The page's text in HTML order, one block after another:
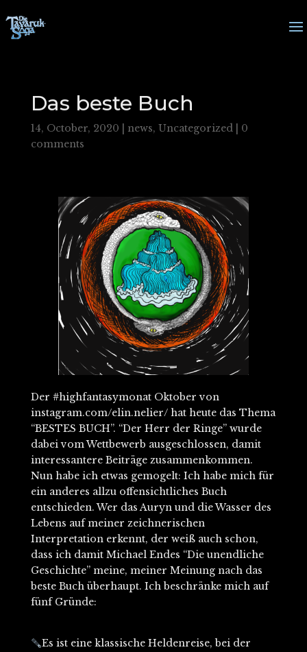
Das beste Buch
14, October, 2020 news, Uncategorized| 0
comments
Der #highfantasymonat Oktober von
instagram.com/elin.nelier/ hat heute das Thema
“BESTES BUCH”. “Der Herr der Ringe” wurde
dabei vom Wettbewerb ausgeschlossen, damit
interessantere Beiträge zusammenkommen.
Nun habe ich etwas gemogelt: Ich habe mich für
ein anderes allzu offensichtliches Buch
entschieden. Wer das Auryn und die Wasser des
Lebens auf meiner zeichnerischen
Interpretation erkennt, der weiß auch schon,
dass ich damit Michael Endes “Die unendliche
Geschichte” meine, meiner Meinung nach das
beste Buch überhaupt. Ich beschränke mich auf
fünf Gründe:
Es ist eine klassische Heldenreise, bei der